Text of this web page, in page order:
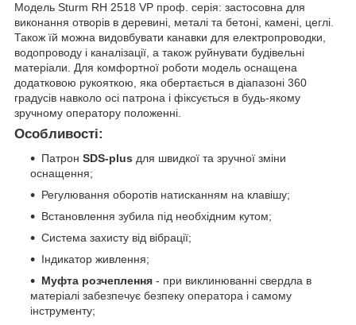
Модель Sturm RH 2518 VP проф. серія: застосовна для
виконання отворів в деревині, металі та бетоні, камені, цеглі.
Також їй можна видовбувати канавки для електропроводки,
водопроводу і каналізації, а також руйнувати будівельні
матеріали. Для комфортної роботи модель оснащена
додатковою рукояткою, яка обертається в діапазоні 360
градусів навколо осі патрона і фіксується в будь-якому
зручному оператору положенні.
Особливості:
Патрон SDS-plus для швидкої та зручної зміни
оснащення;
Регулювання оборотів натисканням на клавішу;
Встановлення зубила під необхідним кутом;
Система захисту від вібрації;
Індикатор живлення;
Муфта розчеплення - при виклинюванні свердла в
матеріалі забезпечує безпеку оператора і самому
інструменту;